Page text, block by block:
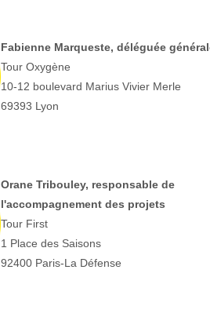
Fabienne Marqueste, déléguée
Tour Oxygène
10-12 boulevard Marius Vivier Merle
69393 Lyon
Orane Tribouley, responsable de
l'accompagnement des projets
Tour First
1 Place des Saisons
92400 Paris-La Défense